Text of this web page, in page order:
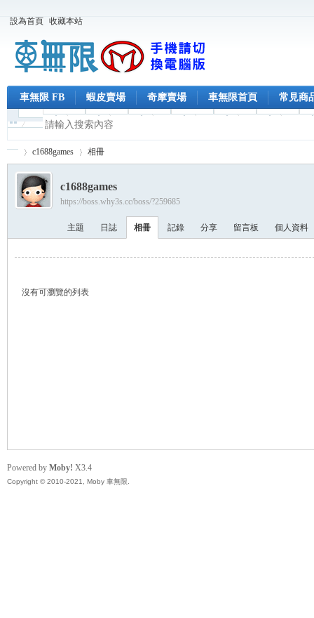
設為首頁 收藏本站
車無限 FB 蝦皮賣場 奇摩賣場 車無限首頁 常見商
›
c1688games 相冊
c1688games
https://boss.why3s.cc/boss/?259685
主題 日誌 相冊 記錄 分享 留言板 個人資料
沒有可瀏覽的列表
Powered by Moby! X3.4
Copyright © 2010-2021, Moby 車無限.